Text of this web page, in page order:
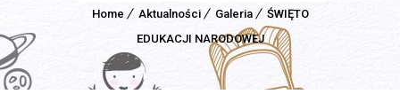
Home Aktualności Galeria
ŚWIĘTO
EDUKACJI NARODOWEJ